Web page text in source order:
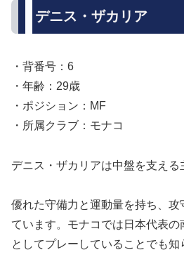
デニス・ザカリア
・背番号：6
・年齢：29歳
・ポジション：MF
・所属クラブ：モナコ
デニス・ザカリアは中盤を支える
優れた守備力と運動量を持ち、攻
ています。モナコでは日本代表の
としてプレーしていることでも知